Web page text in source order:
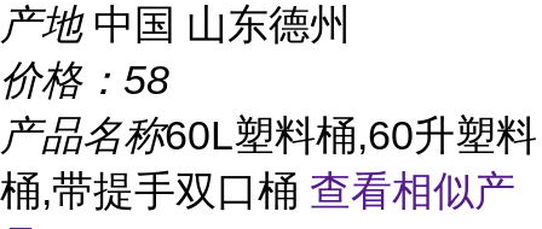
产地 中国 山东德州
价格： 58
产品名称60L塑料桶,60升塑料
桶,带提手双口桶 查看相似产